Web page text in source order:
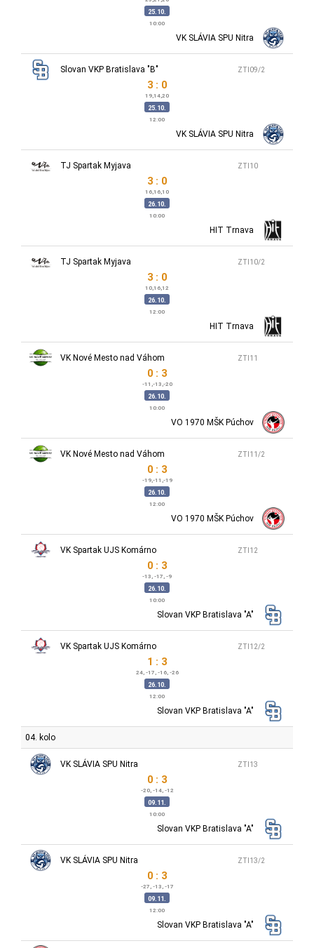
25.10.
10:00
VK SLÁVIA SPU Nitra
ZTI09/2
Slovan VKP Bratislava "B"
3 : 0
19,14,20
25.10.
12:00
VK SLÁVIA SPU Nitra
ZTI10
TJ Spartak Myjava
3 : 0
16,16,10
26.10.
10:00
HIT Trnava
ZTI10/2
TJ Spartak Myjava
3 : 0
10,16,12
26.10.
12:00
HIT Trnava
ZTI11
VK Nové Mesto nad Váhom
0 : 3
-11,-13,-20
26.10.
10:00
VO 1970 MŠK Púchov
ZTI11/2
VK Nové Mesto nad Váhom
0 : 3
-19,-11,-19
26.10.
12:00
VO 1970 MŠK Púchov
ZTI12
VK Spartak UJS Komárno
0 : 3
-13, -17, -9
26.10.
10:00
Slovan VKP Bratislava "A"
ZTI12/2
VK Spartak UJS Komárno
1 : 3
24, -17, -16, -26
26.10.
12:00
Slovan VKP Bratislava "A"
04. kolo
ZTI13
VK SLÁVIA SPU Nitra
0 : 3
-20, -14, -12
09.11.
10:00
Slovan VKP Bratislava "A"
ZTI13/2
VK SLÁVIA SPU Nitra
0 : 3
-27, -13, -17
09.11.
12:00
Slovan VKP Bratislava "A"